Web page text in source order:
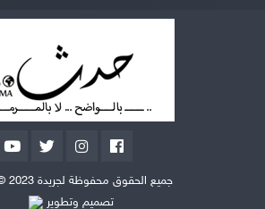
جميع الحقوق محفوظة لجريدة HADAT © 2023
تصميم وتطوير